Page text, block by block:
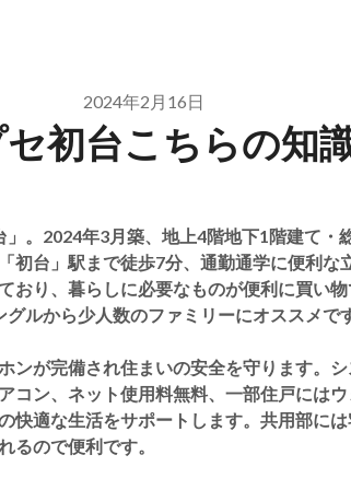
2024年2月16日
初台こちらの知
。2024年3月築、地上4階地下1階建て・
初台」駅まで徒歩7分、通勤通学に便利な
おり、暮らしに必要なものが便利に買い
ルから少人数のファミリーにオススメです
ンが完備され住まいの安全を守ります。
コン、ネット使用料無料、一部住戸には
快適な生活をサポートします。共用部に
るので便利です。